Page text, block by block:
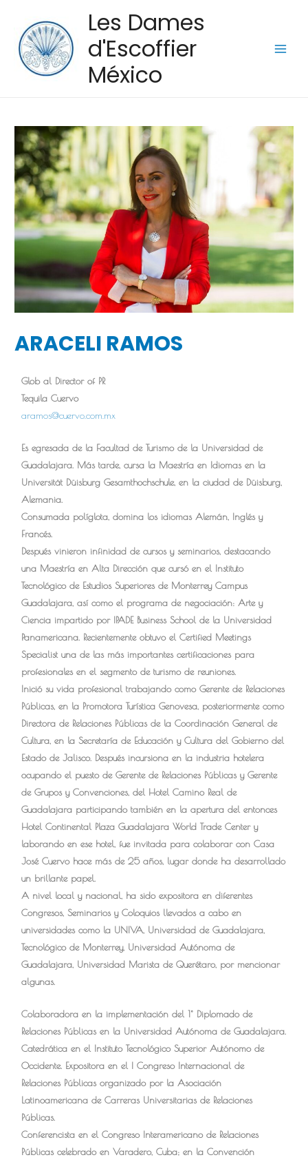
Les Dames
d'Escoffier
México
ARACELI RAMOS
Glob al Director of PR
Tequila Cuervo
aramos@cuervo.com.mx
Es egresada de la Facultad de Turismo de la Universidad de
Guadalajara. Más tarde, cursa la Maestría en Idiomas en la
Universität Düisburg Gesamthochschule, en la ciudad de Düisburg,
Alemania.
Consumada políglota, domina los idiomas Alemán, Inglés y
Francés.
Después vinieron infinidad de cursos y seminarios, destacando
una Maestría en Alta Dirección que cursó en el Instituto
Tecnológico de Estudios Superiores de Monterrey Campus
Guadalajara, así como el programa de negociación: Arte y
Ciencia impartido por IPADE Business School de la Universidad
Panamericana. Recientemente obtuvo el Certified Meetings
Specialist una de las más importantes certificaciones para
profesionales en el segmento de turismo de reuniones.
Inició su vida profesional trabajando como Gerente de Relaciones
Públicas, en la Promotora Turística Genovesa, posteriormente como
Directora de Relaciones Públicas de la Coordinación General de
Cultura, en la Secretaría de Educación y Cultura del Gobierno del
Estado de Jalisco. Después incursiona en la industria hotelera
ocupando el puesto de Gerente de Relaciones Públicas y Gerente
de Grupos y Convenciones, del Hotel Camino Real de
Guadalajara participando también en la apertura del entonces
Hotel Continental Plaza Guadalajara World Trade Center y
laborando en ese hotel, fue invitada para colaborar con Casa
José Cuervo hace más de 25 años, lugar donde ha desarrollado
un brillante papel.
A nivel local y nacional, ha sido expositora en diferentes
Congresos, Seminarios y Coloquios llevados a cabo en
universidades como la UNIVA, Universidad de Guadalajara,
Tecnológico de Monterrey, Universidad Autónoma de
Guadalajara, Universidad Marista de Querétaro, por mencionar
algunas.
Colaboradora en la implementación del 1° Diplomado de
Relaciones Públicas en la Universidad Autónoma de Guadalajara.
Catedrática en el Instituto Tecnológico Superior Autónomo de
Occidente. Expositora en el I Congreso Internacional de
Relaciones Públicas organizado por la Asociación
Latinoamericana de Carreras Universitarias de Relaciones
Públicas.
Conferencista en el Congreso Interamericano de Relaciones
Públicas celebrado en Varadero, Cuba; en la Convención